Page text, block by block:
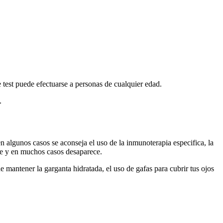
puede efectuarse a personas de cualquier edad.
casos se aconseja el uso de la inmunoterapia especifica, la
en muchos casos desaparece.
la garganta hidratada, el uso de gafas para cubrir tus ojos